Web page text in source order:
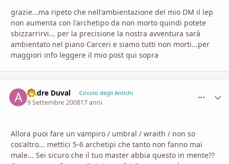
grazie...ma ripeto che nell'ambientazione del mio DM il lep
non aumenta con l'archetipo da non morto quindi potete
sbizzarrirvi... per la precisione la nostra avventura sarà
ambientato nel piano Carceri e siamo tutti non morti...per
maggiori info leggere il mio post qui sopra
Andre Duval Circolo degli Antichi
9 Settembre 200817 anni
Allora puoi fare un vampiro / umbral / wraith / non so
cos'altro... mettici 5-6 archetipi che tanto non fanno mai
male... Sei sicuro che il tuo master abbia questo in mente??